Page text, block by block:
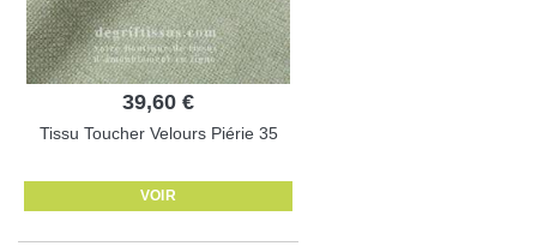
39,60 €
Tissu Toucher Velours Piérie 35
VOIR